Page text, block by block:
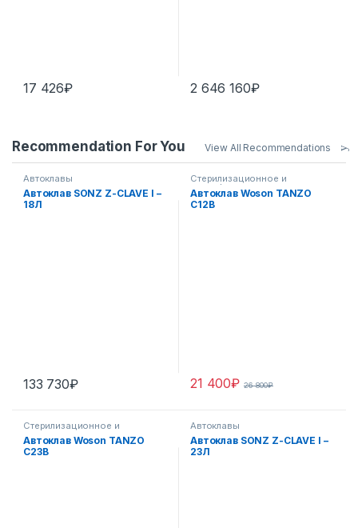
17 426₽ 2 646 160₽
Recommendation For You View All Recommendations
Автоклавы
Автоклав SONZ Z-CLAVE I –
18Л
133 730₽
Стерилизационное и
дезинфекционное
оборудование
Автоклав Woson TANZO
C12B
21 400₽ 26 800₽
Стерилизационное и
дезинфекционное
оборудование
Автоклав Woson TANZO
C23B
Автоклавы
Автоклав SONZ Z-CLAVE I –
23Л